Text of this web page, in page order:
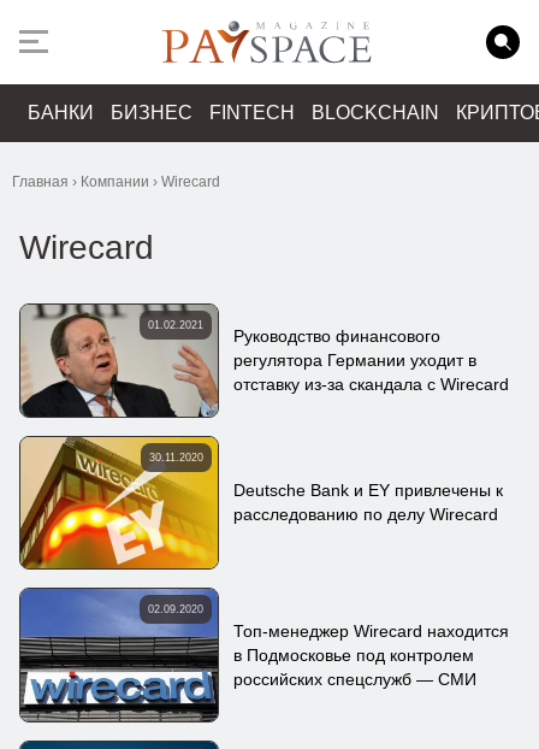
БАНКИ БИЗНЕС FINTECH BLOCKCHAIN
Главная › Компании › Wirecard
Wirecard
01.02.2021
Руководство финансового
регулятора Германии уходит в
отставку из-за скандала с Wirecard
30.11.2020
Deutsche Bank и EY привлечены к
расследованию по делу Wirecard
02.09.2020
Топ-менеджер Wirecard находится
в Подмосковье под контролем
российских спецслужб — СМИ